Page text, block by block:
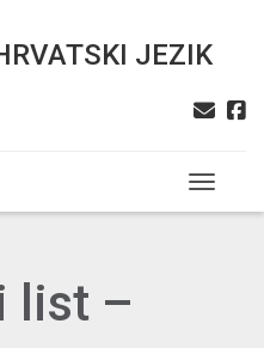
JEZIK
Toggle
list –